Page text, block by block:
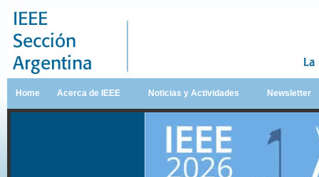
Home Acerca de IEEE Noticias y Actividades Newsletter